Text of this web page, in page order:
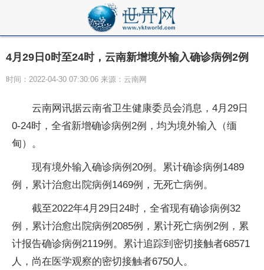
4月29日0时至24时，云南新增境外输入确诊病例2例
时间：2022-04-30 07:30:06 来源：云南网
云南网讯据云南省卫生健康委员会消息，4月29日
0-24时，全省新增确诊病例2例，均为境外输入（缅
甸）。
现有境外输入确诊病例20例。累计确诊病例1489
例，累计治愈出院病例1469例，无死亡病例。
截至2022年4月29日24时，全省现有确诊病例32
例，累计治愈出院病例2085例，累计死亡病例2例，累
计报告确诊病例2119例。累计追踪到密切接触者68571
人，尚在医学观察的密切接触者6750人。